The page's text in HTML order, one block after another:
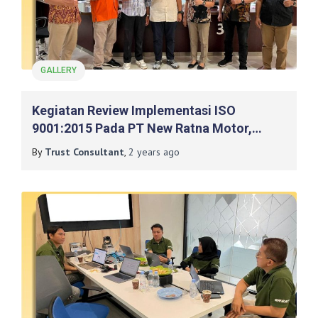
GALLERY
Kegiatan Review Implementasi ISO
9001:2015 Pada PT New Ratna Motor,
Yogyakarta
By Trust Consultant, 2 years ago